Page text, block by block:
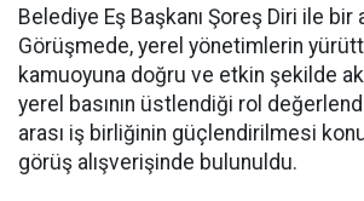
Belediye Eş Başkanı Şoreş Diri ile bir
Görüşmede, yerel yönetimlerin
kamuoyuna doğru ve etkin şekilde
yerel basının üstlendiği rol
arası iş birliğinin güçlendirilmesi
görüş alışverişinde bulunuldu.